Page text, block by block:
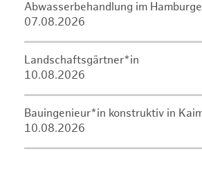
Abwasserbehandlung im
07.08.2026
Landschaftsgärtner*in
10.08.2026
Bauingenieur*in konstruktiv in
10.08.2026